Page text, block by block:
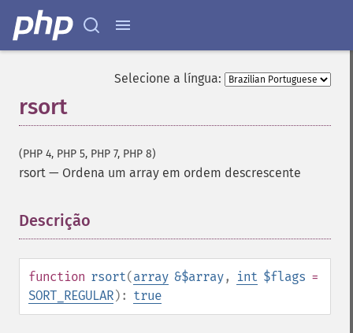
Selecione a língua:
rsort
(PHP 4, PHP 5, PHP 7, PHP 8)
rsort — Ordena um array em ordem descrescente
Descrição
function rsort(array &$array, int $flags =
SORT_REGULAR): true